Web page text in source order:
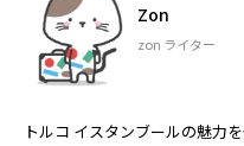
Zon
zon ライター
トルコ イスタンブールの魅力